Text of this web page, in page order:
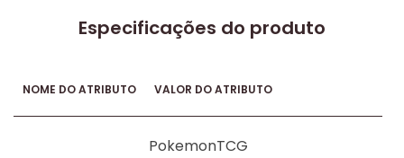
Especificações do produto
NOME DO ATRIBUTO VALOR DO ATRIBUTO
PokemonTCG